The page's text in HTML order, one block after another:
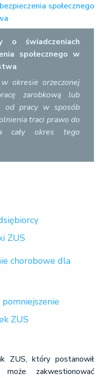
społecznego
świadczeniach
społecznego w
okresie orzeczonej
zarobkową lub
od pracy w sposób
traci prawo do
cały okres tego
ZUS
chorobowe dla
ZUS
ZUS, który postanowił
może zakwestionować